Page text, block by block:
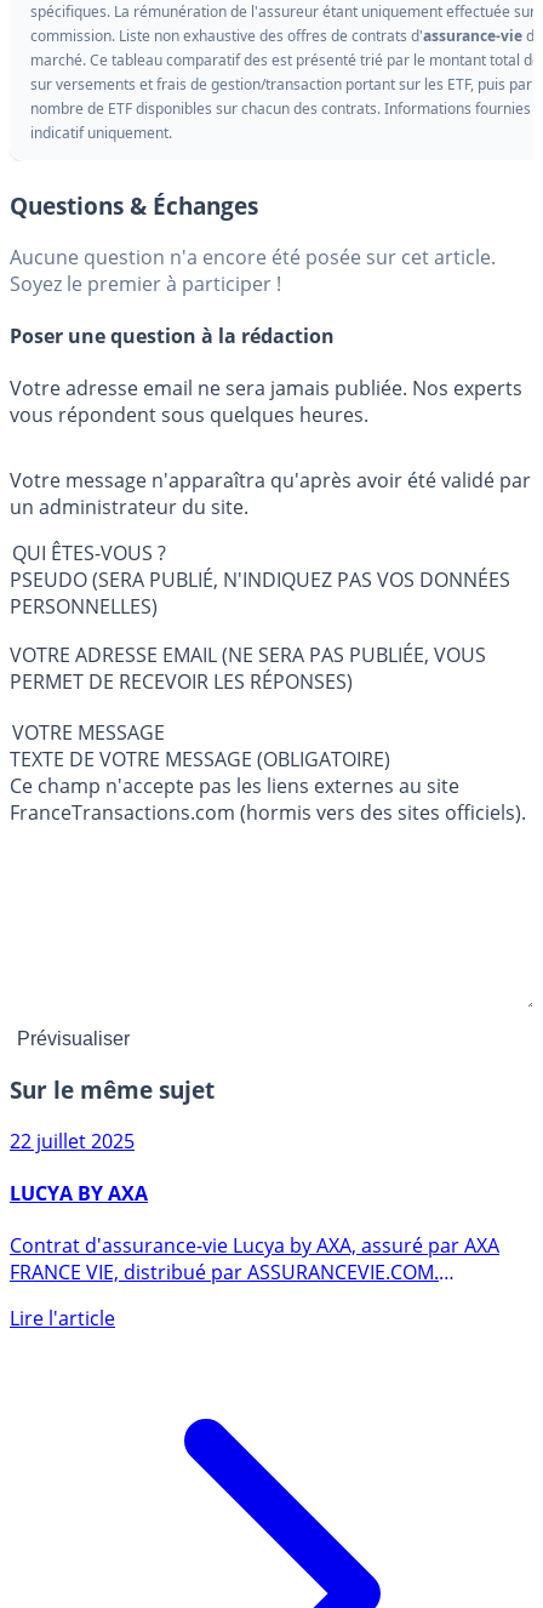
spécifiques. La rémunération de l'assureur étant uniquement effectuée sur
commission. Liste non exhaustive des offres de contrats d'assurance-viedu
marché. Ce tableau comparatif des est présenté trié par le montant total
sur versements et frais de gestion/transaction portant sur les ETF, puis par
nombre de ETF disponibles sur chacun des contrats. Informations fournies
indicatif uniquement.
Questions & Échanges
Aucune question n'a encore été posée sur cet article.
Soyez le premier à participer !
Poser une question à la rédaction
Votre adresse email ne sera jamais publiée. Nos experts
vous répondent sous quelques heures.
Votre message n'apparaîtra qu'après avoir été validé par
un administrateur du site.
QUI ÊTES-VOUS ?
PSEUDO (SERA PUBLIÉ, N'INDIQUEZ PAS VOS DONNÉES
PERSONNELLES)
VOTRE ADRESSE EMAIL (NE SERA PAS PUBLIÉE, VOUS
PERMET DE RECEVOIR LES RÉPONSES)
VOTRE MESSAGE
TEXTE DE VOTRE MESSAGE (OBLIGATOIRE)
Ce champ n'accepte pas les liens externes au site
FranceTransactions.com (hormis vers des sites officiels).
Sur le même sujet
22 juillet 2025
LUCYA BY AXA
FRANCE VIE, distribué par ASSURANCEVIE.COM.